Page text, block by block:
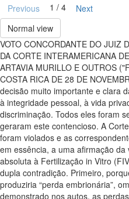
Previous 1 / 4
Next
Normal view
VOTO CONCORDANTE DO JUIZ
DA CORTE INTERAMERICANA
ARTAVIA MURILLO E OUTROS
COSTA RICA DE 28 DE
decisão muito importante e clara
à integridade pessoal, à vida
discriminação. Todos eles foram
geraram este contencioso. A
foram violados e as
em essência, a uma afirmação
absoluta à Fertilização in Vitro
dupla contradição. Primeiro,
produziria “perda embrionária”,
demonstrado nos autos, as